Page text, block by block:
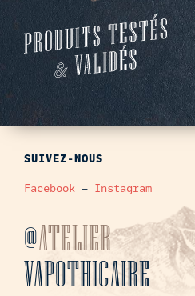
SUIVEZ-NOUS
Facebook – Instagram
@ATELIER
VAPOTHICAIRE